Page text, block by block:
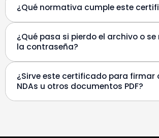
¿Qué normativa cumple este
¿Qué pasa si pierdo el archivo o
la contraseña?
¿Sirve este certificado para firmar
NDAs u otros documentos PDF?